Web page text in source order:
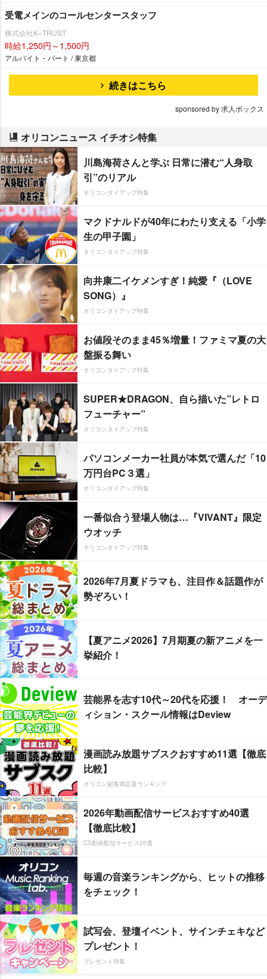
受電メインのコールセンタースタッフ
株式会社K–TRUST
時給1,250円～1,500円
アルバイト・パート / 東京都
続きはこちら
sponsored by 求人ボックス
オリコンニュース イチオシ特集
川島海荷さんと学ぶ 日常に潜む“人身取
引”のリアル
オリコンタイアップ特集
マクドナルドが40年にわたり支える「小学
生の甲子園」
オリコンタイアップ特集
向井康二イケメンすぎ！純愛『（LOVE
SONG）』
オリコンタイアップ特集
お値段そのまま45％増量！ファミマ夏の大
盤振る舞い
オリコンタイアップ特集
SUPER★DRAGON、自ら描いた”レトロ
フューチャー”
オリコンタイアップ特集
パソコンメーカー社員が本気で選んだ「10
万円台PC３選」
オリコンタイアップ特集
一番似合う登場人物は…『VIVANT』限定
ウオッチ
オリコンタイアップ特集
2026年7月夏ドラマも、注目作＆話題作が
勢ぞろい！
【夏アニメ2026】7月期夏の新アニメを一
挙紹介！
芸能界を志す10代～20代を応援！ オーデ
ィション・スクール情報はDeview
漫画読み放題サブスクおすすめ11選【徹底
比較】
オリコン顧客満足度ランキング
2026年動画配信サービスおすすめ40選
【徹底比較】
CS動画配信サービス20選
毎週の音楽ランキングから、ヒットの推移
をチェック！
試写会、登壇イベント、サインチェキなど
プレゼント！
プレゼント特集